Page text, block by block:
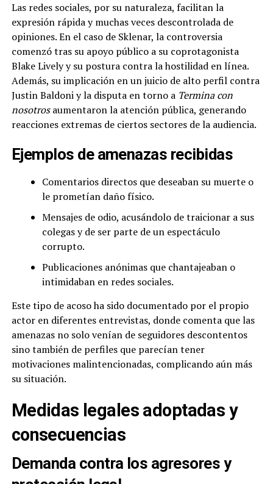
Las redes sociales, por su naturaleza, facilitan la
expresión rápida y muchas veces descontrolada de
opiniones. En el caso de Sklenar, la controversia
comenzó tras su apoyo público a su coprotagonista
Blake Lively y su postura contra la hostilidad en línea.
Además, su implicación en un juicio de alto perfil contra
Justin Baldoni y la disputa en torno a Termina con
nosotrosaumentaron la atención pública, generando
reacciones extremas de ciertos sectores de la audiencia.
Ejemplos de amenazas recibidas
Comentarios directos que deseaban su muerte o
le prometían daño físico.
Mensajes de odio, acusándolo de traicionar a sus
colegas y de ser parte de un espectáculo
corrupto.
Publicaciones anónimas que chantajeaban o
intimidaban en redes sociales.
Este tipo de acoso ha sido documentado por el propio
actor en diferentes entrevistas, donde comenta que las
amenazas no solo venían de seguidores descontentos
sino también de perfiles que parecían tener
motivaciones malintencionadas, complicando aún más
su situación.
Medidas legales adoptadas y
consecuencias
Demanda contra los agresores y